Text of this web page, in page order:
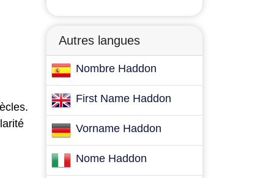
Autres langues
Nombre Haddon
First Name Haddon
Vorname Haddon
Nome Haddon